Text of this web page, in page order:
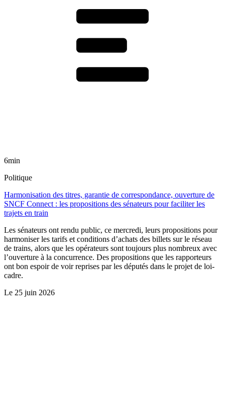
6min
Politique
Harmonisation des titres, garantie de correspondance, ouverture de
SNCF Connect : les propositions des sénateurs pour faciliter les
trajets en train
Les sénateurs ont rendu public, ce mercredi, leurs propositions pour
harmoniser les tarifs et conditions d’achats des billets sur le réseau
de trains, alors que les opérateurs sont toujours plus nombreux avec
l’ouverture à la concurrence. Des propositions que les rapporteurs
ont bon espoir de voir reprises par les députés dans le projet de loi-
cadre.
Le 25 juin 2026